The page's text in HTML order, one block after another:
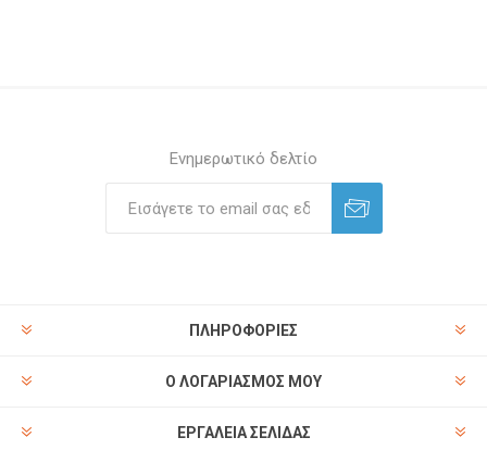
Ενημερωτικό δελτίο
ΠΛΗΡΟΦΟΡΊΕΣ
Ο ΛΟΓΑΡΙΑΣΜΌΣ ΜΟΥ
ΕΡΓΑΛΕΊΑ ΣΕΛΊΔΑΣ